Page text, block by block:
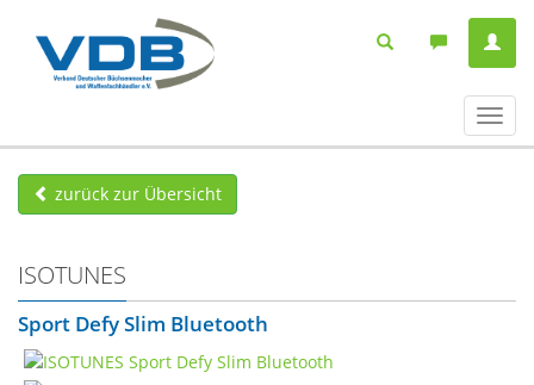
ein-/
zurück zur Übersicht
ISOTUNES
Sport Defy Slim Bluetooth